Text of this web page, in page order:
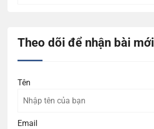
Theo dõi để nhận bài mới
Tên
Email